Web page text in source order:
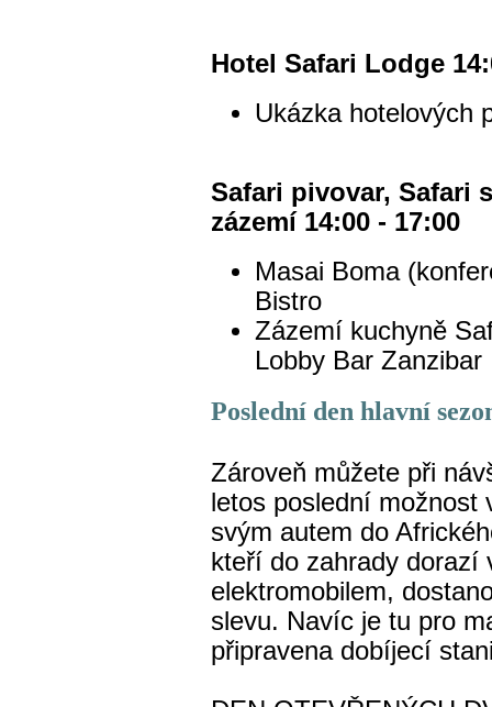
Hotel Safari Lodge
Ukázka
Safari pivovar, Safari
zázemí 14:00 - 17:00
Masai Boma
Bistro
Zázemí kuchyně
Lobby Bar Zanzibar
Poslední den hlavní
Zároveň můžete při
letos poslední možnost
svým autem do
kteří do zahrady dorazí
elektromobilem,
slevu. Navíc je tu pro
připravena dobíjecí